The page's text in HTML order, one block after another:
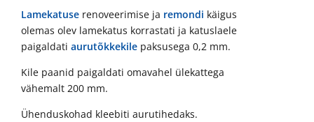
Lamekatuse renoveerimise ja remondi käigus
olemas olev lamekatus korrastati ja katuslaele
paigaldati aurutõkkekile paksusega 0,2 mm.
Kile paanid paigaldati omavahel ülekattega
vähemalt 200 mm.
Ühenduskohad kleebiti aurutihedaks.